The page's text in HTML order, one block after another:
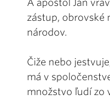
A apoštol Ján
zástup, obrovské
národov.
Čiže nebo
má v
množstvo ľudí zo